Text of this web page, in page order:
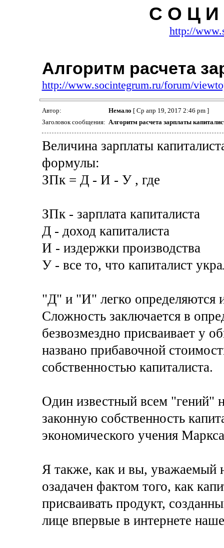
С О Ц И
http://
Алгоритм расчета
http://www.socintegrum.ru/forum/
Автор: Немало [ Ср апр 19, 2017 2:46 pm ]
Заголовок сообщения: Алгоритм расчета зарплаты
Величина зарплаты
формулы:
ЗПк = Д - И - У , где
ЗПк - зарплата капиталиста
Д - доход капиталиста
И - издержки производства
У - все то, что капиталист
"Д" и "И" легко определяются
Сложность заключается в
безвозмездно присваивает у
названо прибавочной
собственностью капиталиста.
Один известный всем "гений"
законную собственность
экономического учения
Я также, как и вы, уважаемый
озадачен фактом того, как
присваивать продукт,
лице впервые в интернете